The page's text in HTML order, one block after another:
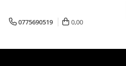
0775690519 0,00